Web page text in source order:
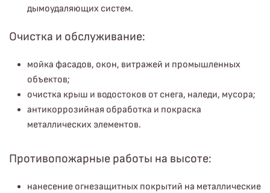
дымоудаляющих систем.
Очистка и обслуживание:
мойка фасадов, окон, витражей и промышленных
объектов;
очистка крыш и водостоков от снега, наледи, мусора;
антикоррозийная обработка и покраска
металлических элементов.
Противопожарные работы на высоте:
нанесение огнезащитных покрытий на металлические